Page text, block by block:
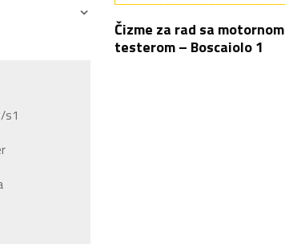
s1
Čizme za rad sa motornom
testerom – Boscaiolo 1